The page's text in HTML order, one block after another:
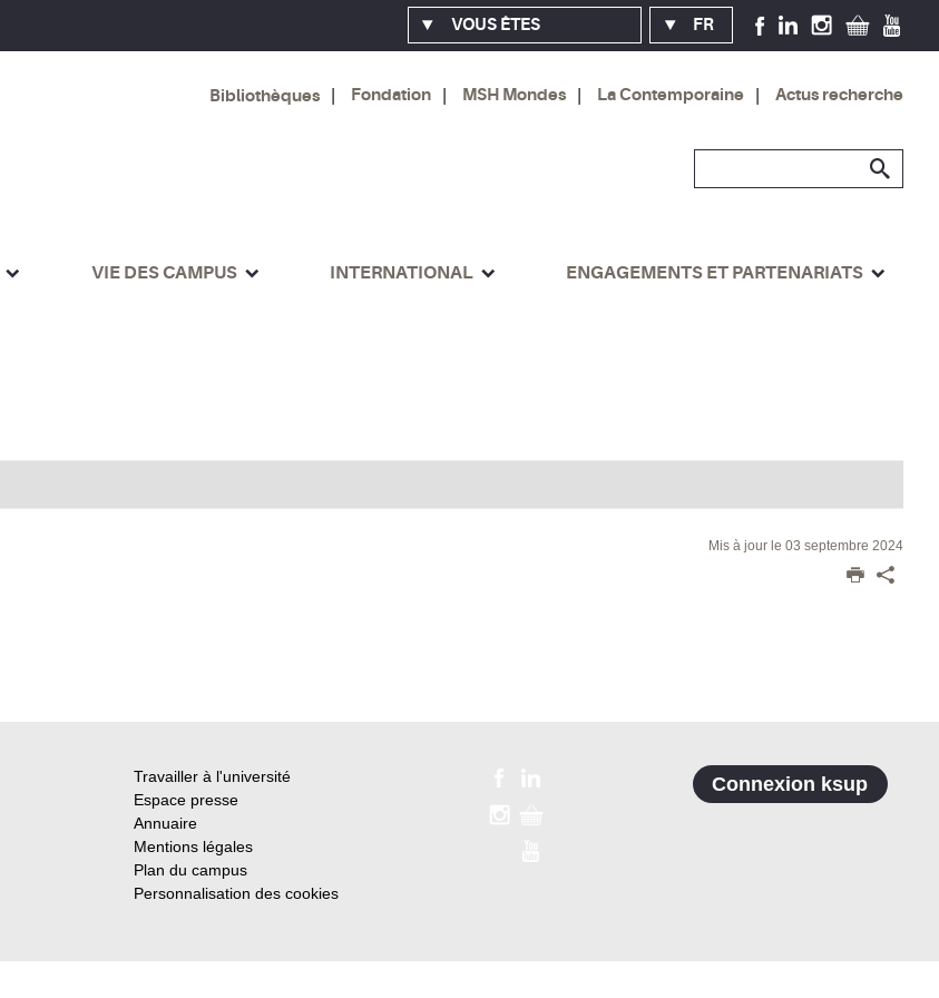
VOUS ÊTES FR
Bibliothèques Fondation MSH Mondes La Contemporaine Actus recherche
VIE DES CAMPUS INTERNATIONAL ENGAGEMENTS ET PARTENARIATS
Mis à jour le 03 septembre 2024
Travailler à l'université
Espace presse
Annuaire
Mentions légales
Plan du campus
Personnalisation des cookies
Connexion ksup